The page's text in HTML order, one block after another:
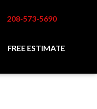
208-573-5690
FREE ESTIMATE